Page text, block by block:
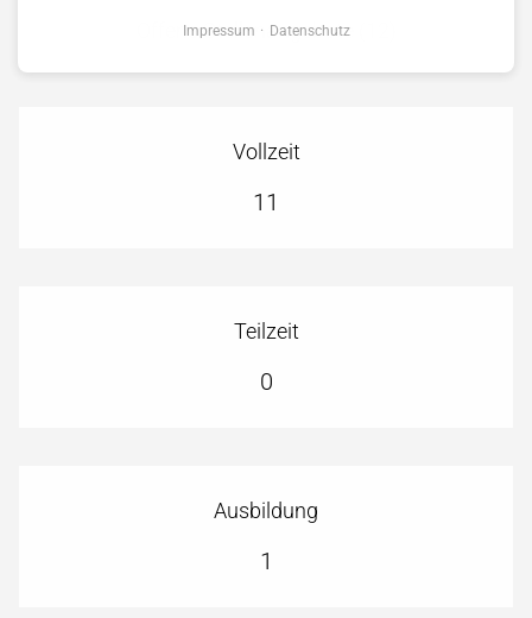
Impressum Datenschutz
Offene Stellenangebote (12)
Vollzeit
11
Teilzeit
0
Ausbildung
1